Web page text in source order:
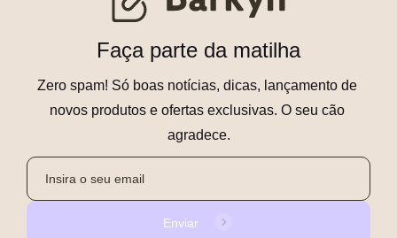
Faça parte da matilha
Zero spam! Só boas notícias, dicas, lançamento de
novos produtos e ofertas exclusivas. O seu cão
agradece.
Enviar